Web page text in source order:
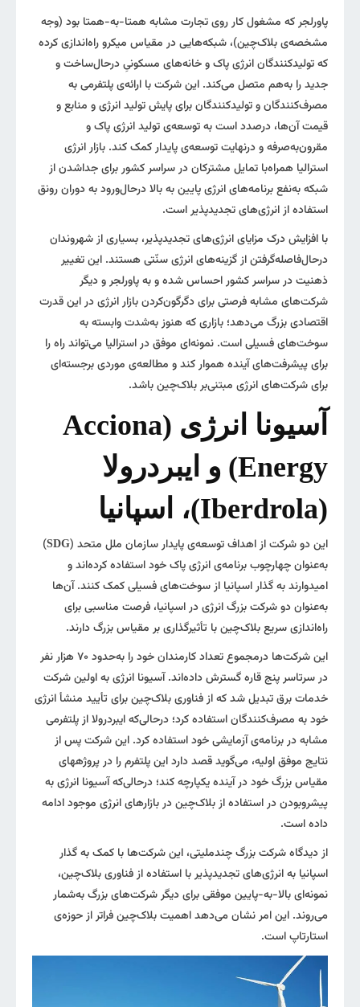
پاورلجر که مشغول کار روی تجارت مشابه همتا-به-همتا بود (وجه
مشخصه‌ی بلاک‌چین)، شبکه‌هایی در مقیاس میکرو راه‌اندازی کرده
که تولیدکنندگان انرژی پاک و خانه‌های مسکونیِ در‌حال‌ساخت و
جدید را به‌هم متصل می‌کند. این شرکت با ارائه‌ی پلتفرمی به
مصرف‌کنندگان و تولیدکنندگان برای پایش تولید انرژی و منابع و
قیمت آن‌ها، درصدد است به توسعه‌ی تولید انرژی پاک و
مقرون‌به‌صرفه و درنهایت توسعه‌ی پایدار کمک کند. بازار انرژی
استراليا همراه‌با تمایل مشترکان در سراسر کشور برای جداشدن از
شبکه به‌نفع برنامه‌های انرژی پايين به بالا درحال‌ورود به دوران رونق
استفاده از انرژی‌های تجديدپذير است.
با افزایش درک مزایای انرژی‌های تجدیدپذیر، بسیاری از شهروندان
در‌حال‌فاصله‌گرفتن از گزینه‌های انرژی سنّتی هستند. این تغییر
ذهنیت در سراسر کشور احساس شده و به پاورلجر و دیگر
شرکت‌های مشابه فرصتی برای دگرگون‌کردن بازار انرژی در این قدرت
اقتصادی بزرگ می‌دهد؛ بازاری که هنوز به‌شدت وابسته به
سوخت‌های فسیلی است. نمونه‌ای موفق در استرالیا می‌تواند راه را
برای پیشرفت‌های آینده هموار کند و مطالعه‌ی موردی برجسته‌ای
برای شرکت‌های انرژی مبتنی‌بر بلاک‌چین باشد.
آسیونا انرژی (Acciona
Energy) و ایبردرولا
(Iberdrola)، اسپانیا
این دو شرکت از اهداف توسعه‌ی پایدار سازمان ملل متحد (SDG
)
به‌عنوان چهارچوب برنامه‌ی انرژی پاک خود استفاده کرده‌اند و
امیدوارند به گذار اسپانیا از سوخت‌های فسیلی کمک کنند. آن‌ها
به‌عنوان دو شرکت بزرگ انرژی در اسپانیا، فرصت مناسبی برای
راه‌اندازی سریع بلاک‌چین با تأثیرگذاری بر مقیاس بزرگ دارند.
این شرکت‌ها درمجموع تعداد کارمندان خود را به‌حدود ۷۰ هزار نفر
در سرتاسر پنج قاره گسترش داده‌اند. آسیونا انرژی به اولین شرکت
خدمات برق تبدیل شد که از فناوری بلاک‌چین برای تأیید منشأ انرژی
خود به مصرف‌کنندگان استفاده کرد؛ درحالی‌که ایبردرولا از پلتفرمی
مشابه در برنامه‌ی آزمایشی خود استفاده کرد. این شرکت پس از
نتایج موفق اولیه، می‌گوید قصد دارد این پلتفرم را در پروژه‎های
مقیاس بزرگ خود در آینده یکپارچه کند؛ درحالی‌که آسیونا انرژی به
پیشروبودن در استفاده از بلاک‌چین در بازارهای انرژی موجود ادامه
داده است.
از دیدگاه شرکت بزرگ چندملیتی، این شرکت‌ها با کمک به گذار
اسپانیا به انرژی‌های تجدیدپذیر با استفاده از فناوری بلاک‌چین،
نمونه‌ای بالا-به-پایین موفقی برای دیگر شرکت‌های بزرگ به‌شمار
می‌روند. این امر نشان می‌دهد اهمیت بلاک‌چین فراتر از حوزه‌ی
استارتاپ است.